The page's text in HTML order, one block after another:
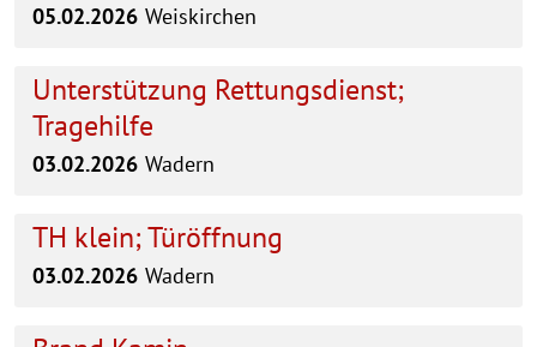
05.02.2026 Weiskirchen
Unterstützung Rettungsdienst;
Tragehilfe
03.02.2026 Wadern
TH klein; Türöffnung
03.02.2026 Wadern